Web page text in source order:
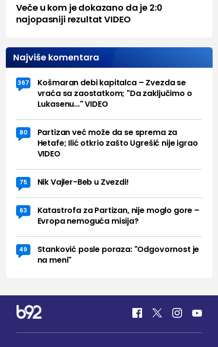
Veče u kom je dokazano da je 2:0
najopasniji rezultat VIDEO
Najviše komentara
367
Košmaran debi kapitalca – Zvezda se
vraća sa zaostatkom; "Da zaključimo o
Lukasenu..." VIDEO
80
Partizan već može da se sprema za
Hetafe; Ilić otkrio zašto Ugrešić nije igrao
VIDEO
75 Nik Vajler-Beb u Zvezdi!
63
Katastrofa za Partizan, nije moglo gore –
Evropa nemoguća misija?
49
Stanković posle poraza: "Odgovornost je
na meni"